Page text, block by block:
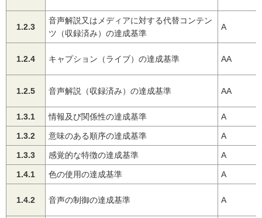
1.2.3
音声解説又はメディアに対する代替コンテン
ツ（収録済み）の達成基準
A
1.2.4 キャプション（ライブ）の達成基準 AA
1.2.5 音声解説（収録済み）の達成基準 AA
1.3.1 情報及び関係性の達成基準 A
1.3.2 意味のある順序の達成基準 A
1.3.3 感覚的な特徴の達成基準 A
1.4.1 色の使用の達成基準 A
1.4.2 音声の制御の達成基準 A